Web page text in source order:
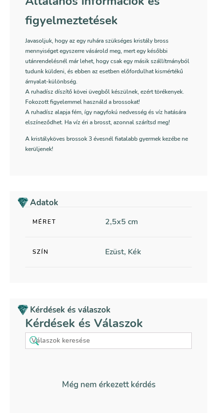
figyelmeztetések
Javasoljuk, hogy az egy ruhára szükséges kristály bross
mennyiséget egyszerre vásárold meg, mert egy későbbi
utánrendelésnél már lehet, hogy csak egy másik szállítmányból
tudunk küldeni, és ebben az esetben előfordulhat kismértékű
árnyalat-különbség.
A ruhadísz díszítő kövei üvegből készülnek, ezért törékenyek.
Fokozott figyelemmel használd a brossokat!
A ruhadísz alapja fém, így nagyfokú nedvesség és víz hatására
elszíneződhet. Ha víz éri a brosst, azonnal szárítsd meg!
A kristályköves brossok 3 évesnél fiatalabb gyermek kezébe ne
kerüljenek!
Adatok
MÉRET 2,5x5 cm
SZÍN Ezüst, Kék
Kérdések és válaszok
Kérdések és Válaszok
Még nem érkezett kérdés